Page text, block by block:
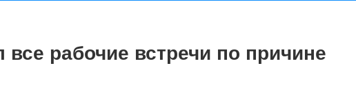
рабочие встречи по причине